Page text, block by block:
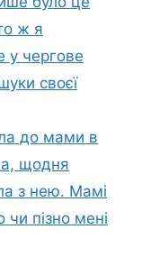
ж я
у чергове
своєї
до мами в
щодня
з нею. Мамі
пізно мені